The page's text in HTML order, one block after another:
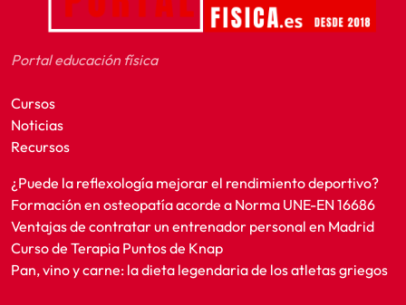
Portal educación física
Cursos
Noticias
Recursos
¿Puede la reflexología mejorar el rendimiento deportivo?
Formación en osteopatía acorde a Norma UNE-EN 16686
Ventajas de contratar un entrenador personal en Madrid
Curso de Terapia Puntos de Knap
Pan, vino y carne: la dieta legendaria de los atletas griegos